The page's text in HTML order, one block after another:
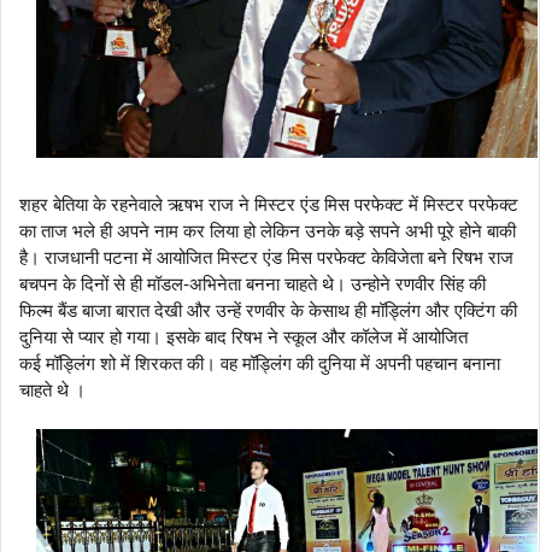
शहर बेतिया के रहनेवाले ऋषभ राज ने मिस्टर एंड मिस परफेक्ट में मिस्टर परफेक्ट
का ताज भले ही अपने नाम कर लिया हो लेकिन उनके बड़े सपने अभी पूरे होने बाकी
है। राजधानी पटना में आयोजित मिस्टर एंड मिस परफेक्ट केविजेता बने रिषभ राज
बचपन के दिनों से ही मॉडल-अभिनेता बनना चाहते थे। उन्होने रणवीर सिंह की
फिल्म बैंड बाजा बारात देखी और उन्हें रणवीर के केसाथ ही मॉड्लिंग और एक्टिंग की
दुनिया से प्यार हो गया। इसके बाद रिषभ ने स्कूल और कॉलेज में आयोजित
कईमॉड्लिंगशो में शिरकत की। वहमॉड्लिंगकी दुनिया में अपनी पहचान बनाना
चाहते थे ।